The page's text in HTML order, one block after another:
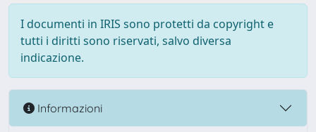
I documenti in IRIS sono protetti da copyright e
tutti i diritti sono riservati, salvo diversa
indicazione.
Informazioni